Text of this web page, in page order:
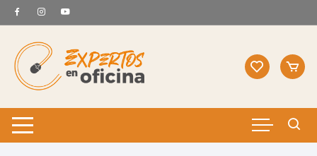
Saltar
al
contenido